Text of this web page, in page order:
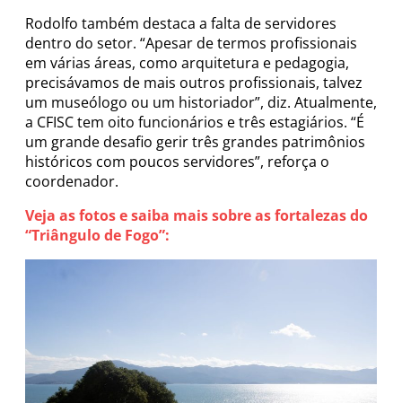
Rodolfo também destaca a falta de servidores
dentro do setor. “Apesar de termos profissionais
em várias áreas, como arquitetura e pedagogia,
precisávamos de mais outros profissionais, talvez
um museólogo ou um historiador”, diz. Atualmente,
a CFISC tem oito funcionários e três estagiários. “É
um grande desafio gerir três grandes patrimônios
históricos com poucos servidores”, reforça o
coordenador.
Veja as fotos e saiba mais sobre as fortalezas do
“Triângulo de Fogo”: